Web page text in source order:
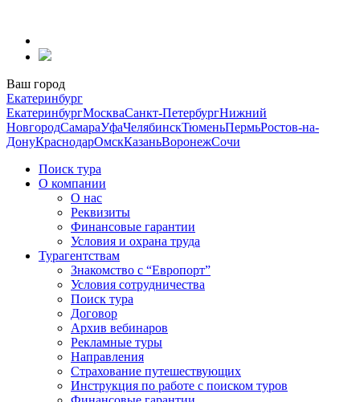
содержанию
Ваш город
Екатеринбург
ЕкатеринбургМоскваСанкт-ПетербургНижний
НовгородСамараУфаЧелябинскТюменьПермьРостов-на-
ДонуКраснодарОмскКазаньВоронежСочи
Поиск тура
О компании
О нас
Реквизиты
Финансовые гарантии
Условия и охрана труда
Турагентствам
Знакомство с “Европорт”
Условия сотрудничества
Поиск тура
Договор
Архив вебинаров
Рекламные туры
Направления
Страхование путешествующих
Инструкция по работе с поиском туров